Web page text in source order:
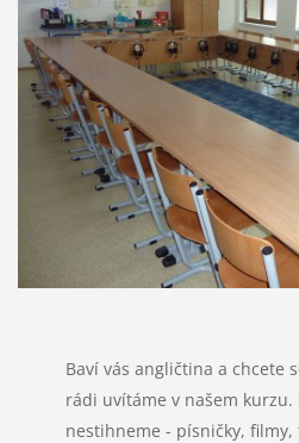
Baví vás angličtina a chcete
rádi uvítáme v našem kurzu.
nestihneme - písničky, filmy,